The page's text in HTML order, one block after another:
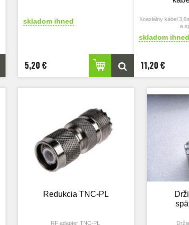
skladom ihneď
5,20 €
Koaxiálny kábel
a
skladom
11,20 €
Redukcia TNC-PL
RF adapter TNC-PL